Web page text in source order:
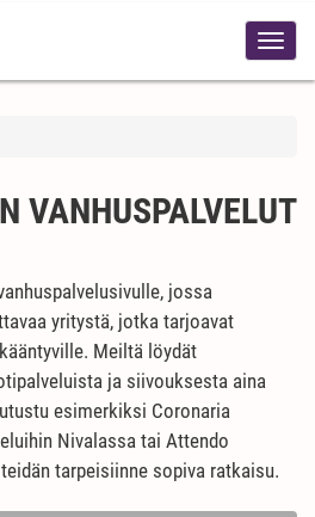
VANHUSPALVELUT
jossa
yritystä, jotka tarjoavat
Meiltä löydät
ja siivouksesta aina
esimerkiksi Coronaria
Nivalassa tai Attendo
tarpeisiinne sopiva ratkaisu.